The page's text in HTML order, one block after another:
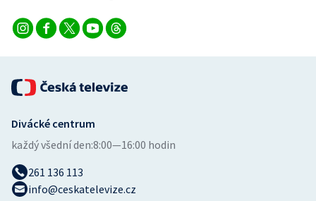
Divácké centrum
každý všední den:8:00—16:00 hodin
261 136 113
info@ceskatelevize.cz